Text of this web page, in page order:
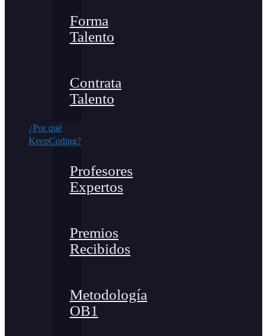
Forma
Talento
Contrata
Talento
¿Por qué
KeepCoding?
Profesores
Expertos
Premios
Recibidos
Metodología
OB1